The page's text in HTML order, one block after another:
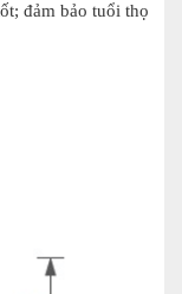
đảm bảo tuổi thọ